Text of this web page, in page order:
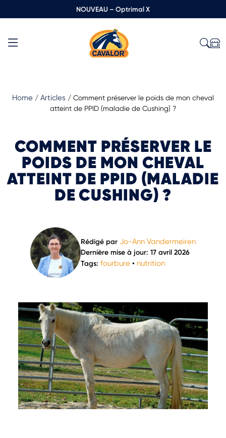
NOUVEAU – Optrimal X
Home / Articles / Comment préserver le poids de mon cheval
atteint de PPID (maladie de Cushing) ?
COMMENT PRÉSERVER LE
POIDS DE MON CHEVAL
ATTEINT DE PPID (MALADIE
DE CUSHING) ?
Rédigé par Jo-Ann Vandermeiren
Dernière mise à jour: 17 avril 2026
Tags: fourbure • nutrition